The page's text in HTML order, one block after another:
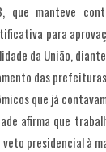
que manteve
para
da União,
das
que já
afirma que
veto presidencial à